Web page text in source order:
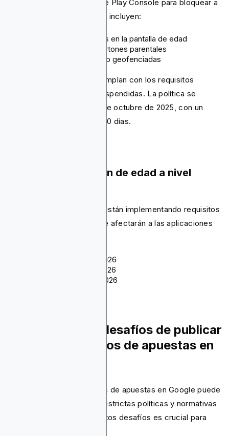
deben usar las funciones de Play Console para bloquear a
los menores. Los requisitos incluyen:
Indicaciones obligatorias en la pantalla de edad
Revestimientos para portones parentales
Restricciones de acceso geofenciadas
Las aplicaciones que no cumplan con los requisitos
pueden ser eliminadas o suspendidas. La política se
anunció inicialmente el 30 de octubre de 2025, con un
plazo de cumplimiento de 30 días.
Leyes de verificación de edad a nivel
Varios estados de EE. UU. están implementando requisitos
de verificación de edad que afectarán a las aplicaciones
1 de enero de 2026
Mayo y julio de 2026
1 de julio de 2026
¿Cuáles son los desafíos de publicar
anuncios de juegos de apuestas en
Publicar anuncios de juegos de apuestas en Google puede
resultar difícil debido a las estrictas políticas y normativas
regionales. Comprender estos desafíos es crucial para